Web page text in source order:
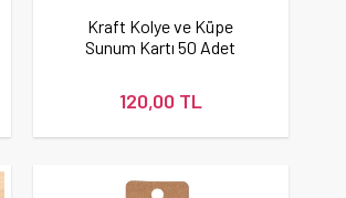
Kraft Kolye ve Küpe
Sunum Kartı 50 Adet
120,00 TL